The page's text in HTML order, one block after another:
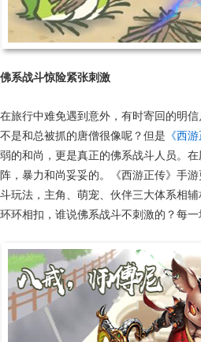
佛系战斗惊险紧张刺激
在旅行中难免遇到意外，有时寄回的明
不是和总被抓的唐僧很像呢？但是 《西
弱的和尚，更是真正的佛系战斗人员。
阵，暴力和尚妥妥的。《西游正传》手
斗玩法，主角、萌宠、伙伴三大体系相
环环相扣，谁说佛系战斗不刺激的？每